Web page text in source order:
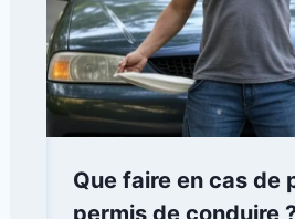
Que faire en cas de